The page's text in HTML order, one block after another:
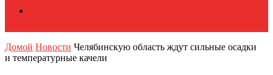
Домой Новости Челябинскую область ждут сильные осадки
и температурные качели